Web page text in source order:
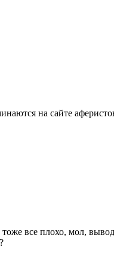
на сайте
все плохо, мол, вывод